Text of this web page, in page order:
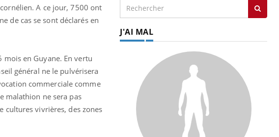
A ce jour, 7500 ont
de cas se sont déclarés en
en Guyane. En vertu
général ne le pulvérisera
commerciale comme
malathion ne sera pas
cultures vivrières, des zones
J'AI MAL